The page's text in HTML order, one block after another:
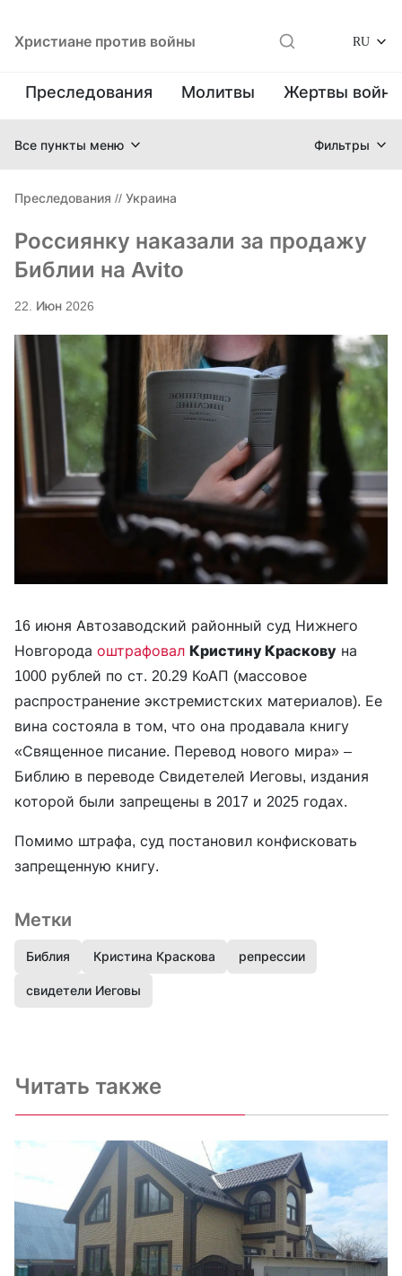
Христиане против войны RU
Преследования Молитвы Жертвы
Все пункты меню Фильтры
Преследования // Украина
Россиянку наказали за продажу
Библии на Avito
22. Июн 2026
16 июня Автозаводский районный суд Нижнего
Новгорода оштрафовал Кристину Краскову на
1000 рублей по ст. 20.29 КоАП (массовое
распространение экстремистских материалов). Ее
вина состояла в том, что она продавала книгу
«Священное писание. Перевод нового мира» –
Библию в переводе Свидетелей Иеговы, издания
которой были запрещены в 2017 и 2025 годах.
Помимо штрафа, суд постановил конфисковать
запрещенную книгу.
Метки
Библия Кристина Краскова репрессии
свидетели Иеговы
Читать также